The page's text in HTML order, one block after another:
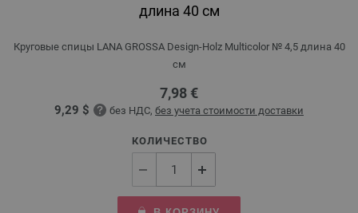
длина 40 см
Круговые спицы LANA GROSSA Design-Holz Multicolor № 4,5 длина 40
см
7,98 €
9,29 $ без НДС, без учета стоимости доставки
КОЛИЧЕСТВО